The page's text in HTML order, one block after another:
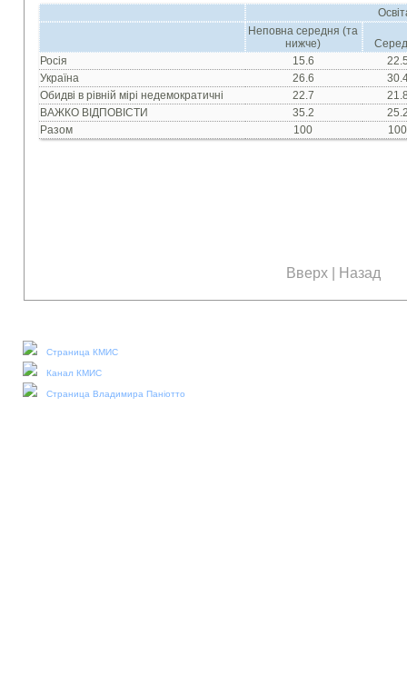
Неповна середня (та
нижче)
Росiя
15.6
Україна
26.6
Обидвi в рiвнiй мiрi недемократичнi
22.7
ВАЖКО ВIДПОВIСТИ
35.2
Разом
100 100
Вверх | Назад
Страница КМИС
Канал КМИС
Страница Владимира Паніотто